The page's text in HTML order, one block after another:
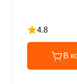
4.8
Рейтинг 4.8 из
В